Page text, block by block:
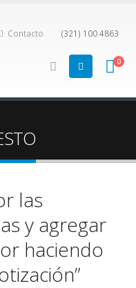
Contacto (321) 100 4863
0
las
y agregar
haciendo